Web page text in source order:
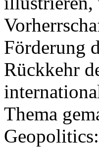
Förderung
Rückkehr
Thema